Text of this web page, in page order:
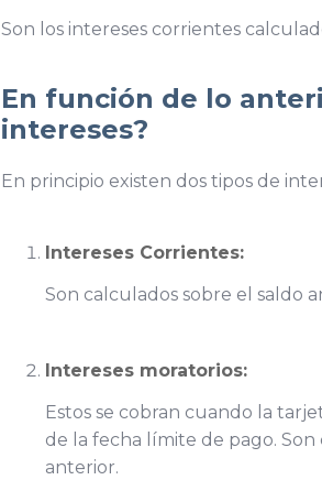
Son los intereses corrientes
En función de lo
intereses?
En principio existen dos tipos de
Intereses Corrientes:
Son calculados sobre el saldo
Intereses moratorios:
Estos se cobran cuando la
de la fecha límite de pago.
anterior.